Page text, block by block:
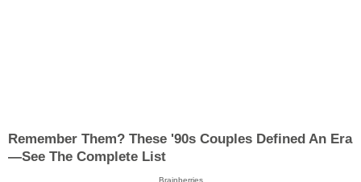
Remember Them? These '90s Couples Defined An Era
—See The Complete List
Brainberries